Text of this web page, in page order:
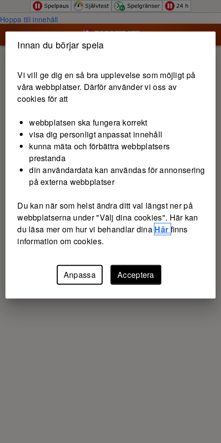
Hoppa till innehåll
Innan du börjar spela
Vi vill ge dig en så bra upplevelse som möjligt på
våra webbplatser. Därför använder vi oss av
cookies för att
webbplatsen ska fungera korrekt
visa dig personligt anpassat innehåll
kunna mäta och förbättra webbplatsers
prestanda
din användardata kan användas för annonsering
på externa webbplatser
Du kan när som helst ändra ditt val längst ner på
webbplatserna under "Välj dina cookies". Här kan
du läsa mer om hur vi behandlar dina Här finns
information om cookies.
Anpassa Acceptera